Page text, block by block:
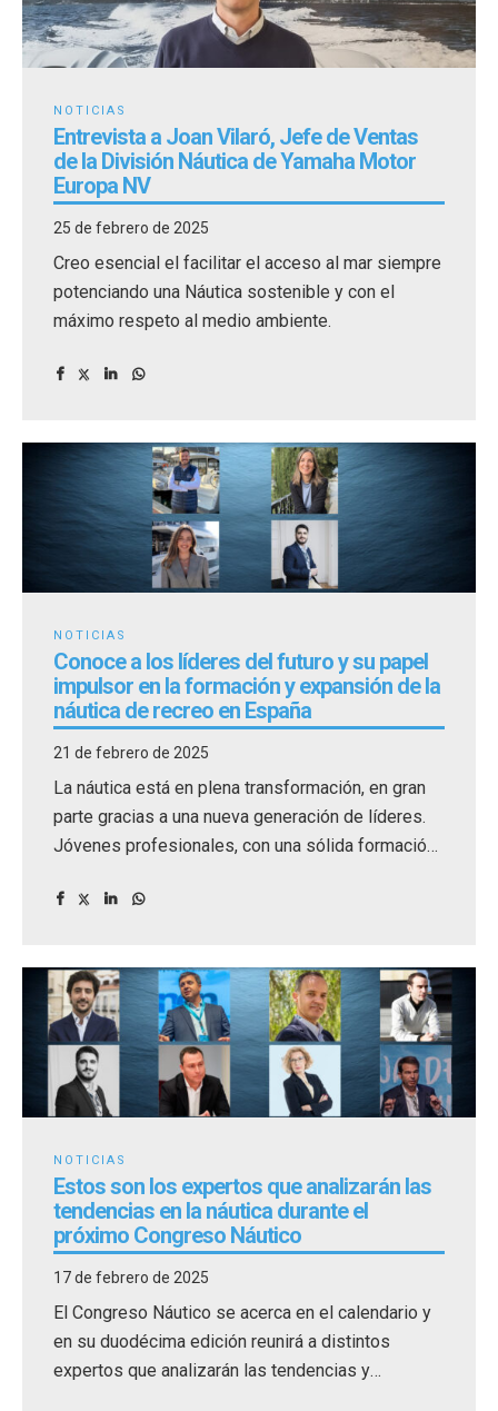
NOTICIAS
Entrevista a Joan Vilaró, Jefe de Ventas
de la División Náutica de Yamaha Motor
Europa NV
25 de febrero de 2025
Creo esencial el facilitar el acceso al mar siempre
potenciando una Náutica sostenible y con el
máximo respeto al medio ambiente.
NOTICIAS
Conoce a los líderes del futuro y su papel
impulsor en la formación y expansión de la
náutica de recreo en España
21 de febrero de 2025
La náutica está en plena transformación, en gran
parte gracias a una nueva generación de líderes.
Jóvenes profesionales, con una sólida formación
roles de responsabilidad en empresas de
NOTICIAS
Estos son los expertos que analizarán las
tendencias en la náutica durante el
próximo Congreso Náutico
17 de febrero de 2025
El Congreso Náutico se acerca en el calendario y
en su duodécima edición reunirá a distintos
expertos que analizarán las tendencias y